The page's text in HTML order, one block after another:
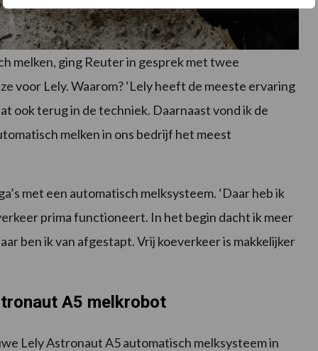
melken, ging Reuter in gesprek met twee
voor Lely. Waarom? ‘Lely heeft de meeste ervaring
ook terug in de techniek. Daarnaast vond ik de
melken in ons bedrijf het meest
met een automatisch melksysteem. ‘Daar heb ik
prima functioneert. In het begin dacht ik meer
ben ik van afgestapt. Vrij koeverkeer is makkelijker
A5 melkrobot
Lely Astronaut A5 automatisch melksysteem in